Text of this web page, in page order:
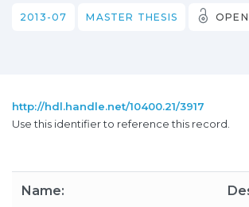
2013-07 MASTER THESIS
http://hdl.handle.net/10400.21/3917
Use this identifier to reference this record.
Name: